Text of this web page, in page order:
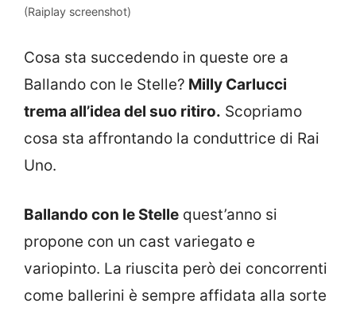
(Raiplay screenshot)
Cosa sta succedendo in queste ore a
Ballando con le Stelle? Milly Carlucci
trema all’idea del suo ritiro. Scopriamo
cosa sta affrontando la conduttrice di Rai
Uno.
Ballando con le Stelle quest’anno si
propone con un cast variegato e
variopinto. La riuscita però dei concorrenti
come ballerini è sempre affidata alla sorte